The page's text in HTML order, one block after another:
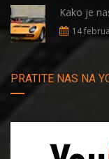
Kako je
14
PRATITE NAS NA